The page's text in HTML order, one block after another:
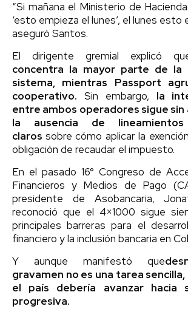
“Si mañana el Ministerio de
‘esto empieza el lunes’, el lunes
aseguró Santos.
El dirigente gremial explicó
concentra la mayor parte de la
sistema, mientras Passport
cooperativo. Sin embargo, la
entre ambos operadores sigue
la ausencia de lineamientos
claros sobre cómo aplicar la
obligación de recaudar el impuesto.
En el pasado 16° Congreso de
Financieros y Medios de Pago
presidente de Asobancaria,
reconoció que el 4×1000 sigue
principales barreras para el
financiero y la inclusión bancaria en
Y aunque manifestó que
gravamen no es una tarea
el país debería avanzar hacia
progresiva.